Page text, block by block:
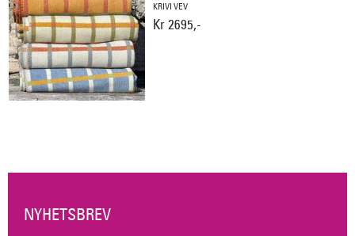
KRIVI VEV
Kr 2695,-
NYHETSBREV